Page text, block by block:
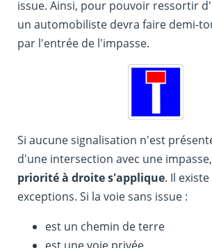
issue. Ainsi, pour pouvoir ressortir
un automobiliste devra faire demi-
par l'entrée de l'impasse.
Si aucune signalisation n'est
d'une intersection avec une impasse,
priorité à droite s'applique. Il
exceptions. Si la voie sans issue :
est un chemin de terre